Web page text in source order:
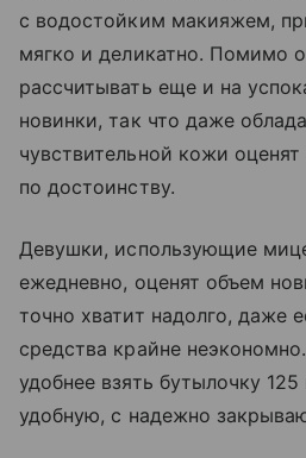
с водостойким макияжем,
мягко и деликатно. Помимо
рассчитывать еще и на
новинки, так что даже
чувствительной кожи
по достоинству.
Девушки, использующие
ежедневно, оценят объем
точно хватит надолго, даже
средства крайне
удобнее взять бутылочку
удобную, с надежно